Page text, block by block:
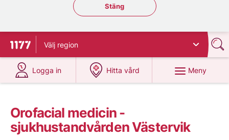
Stäng regionsväljaren
Stäng
Till startsidan för 1177
Välj region
Logga in
på 1177.se
Hitta vård
på 1177.se
Meny
Orofacial medicin -
sjukhustandvården Västervik